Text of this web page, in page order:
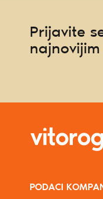
Prijavite
PODACI